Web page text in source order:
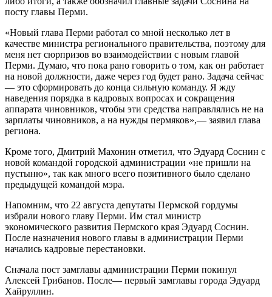
посту главы Перми.
«Новый глава Перми работал со мной несколько лет в
качестве министра регионального правительства, поэтому для
меня нет сюрпризов во взаимодействии с новым главой
Перми. Думаю, что пока рано говорить о том, как он работает
на новой должности, даже через год будет рано. Задача сейчас
— это сформировать до конца сильную команду. Я жду
наведения порядка в кадровых вопросах и сокращения
аппарата чиновников, чтобы эти средства направлялись не на
зарплаты чиновников, а на нужды пермяков»,— заявил глава
региона.
Кроме того, Дмитрий Махонин отметил, что Эдуард Соснин с
новой командой городской администрации «не пришли на
пустыню», так как много всего позитивного было сделано
предыдущей командой мэра.
Напомним, что 22 августа депутаты Пермской гордумы
избрали нового главу Перми. Им стал министр
экономического развития Пермского края Эдуард Соснин.
После назначения нового главы в администрации Перми
начались кадровые перестановки.
Сначала пост замглавы администрации Перми покинул
Алексей Грибанов. После— первый замглавы города Эдуард
Хайруллин.